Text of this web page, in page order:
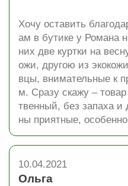
Хочу оставить
ам в бутике у Романа
них две куртки на
ожи, другою из
вцы, внимательные к
м. Сразу скажу –
твенный, без запаха и
ны приятные,
10.04.2021
Ольга